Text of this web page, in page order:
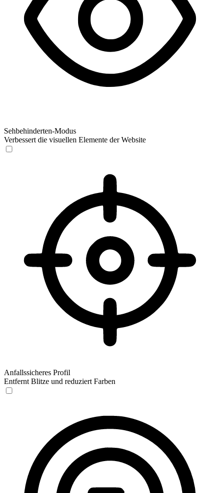
Sehbehinderten-Modus
Verbessert die visuellen Elemente der Website
Anfallssicheres Profil
Entfernt Blitze und reduziert Farben